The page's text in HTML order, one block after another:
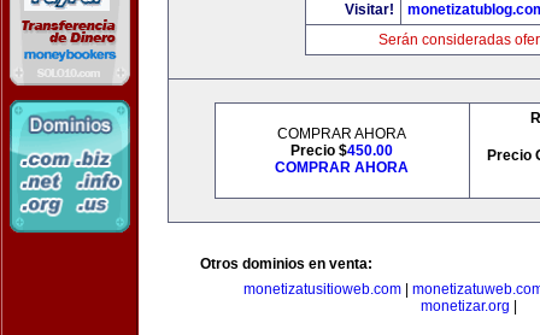
Visitar!
Serán consideradas
COMPRAR AHORA
Precio $450.00
COMPRAR AHORA
Precio
Otros dominios en venta:
monetizatusitioweb.com
monetizar.org